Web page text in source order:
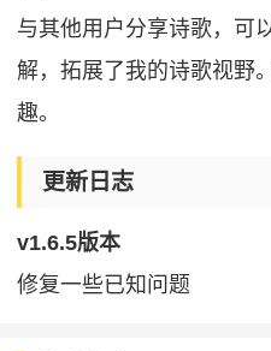
与其他用户分享诗歌，可
解，拓展了我的诗歌视野
趣。
更新日志
v1.6.5版本
修复一些已知问题